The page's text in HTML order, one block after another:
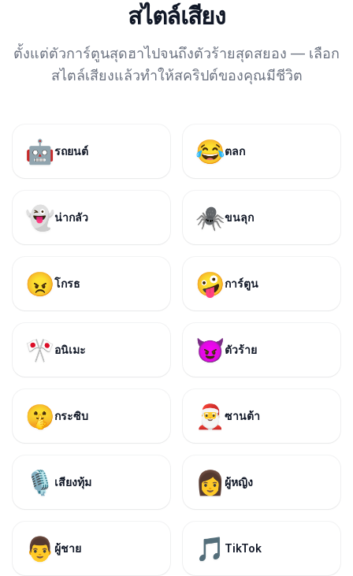
สไตล์เสียง
ตั้งแต่ตัวการ์ตูนสุดฮาไปจนถึงตัวร้ายสุดสยอง — เลือก
สไตล์เสียงแล้วทำให้สคริปต์ของคุณมีชีวิต
🤖รถยนต์ 😂ตลก
👻น่ากลัว 🕷️ขนลุก
😠โกรธ 🤪การ์ตูน
🎌อนิเมะ 😈ตัวร้าย
🤫กระซิบ 🎅 ซานต้า
🎙️ เสียงทุ้ม 👩 ผู้หญิง
👨 ผู้ชาย 🎵 TikTok